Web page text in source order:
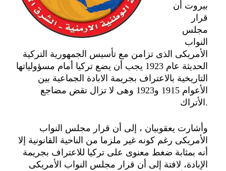
بيروت أن
قرار
مجلس
النواب
الأمريكى الذى تزامن مع تأسيس الجمهورية التركية
الحديثة عام 1923 يجب أن يضع تركيا أمام مسؤولياتها
التاريخية بالاعتراف بجريمة الابادة الجماعية بين
الأعوام 1915 و1923 وهى لا تزال تقض مضاجع
الأتراك.
وأشارت يعقوبيان ، إلى أن قرار مجلس النواب
الأمريكى رغم كونه غير ملزما من الناحية القانونية إلا
أنه بمثابة ضغط معنوى على تركيا للاعتراف بجريمة
الإبادة، لافتة إلى أن قرار مجلس النواب الأمريكى